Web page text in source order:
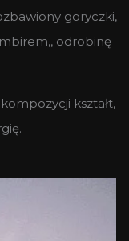
goryczki,
odrobinę
kształt,